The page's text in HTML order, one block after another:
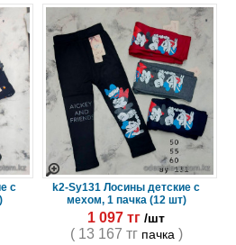
с
k2-Sy131 Лосины детские с
мехом, 1 пачка (12 шт)
1 097 тг /шт
( 13 167 тг пачка )